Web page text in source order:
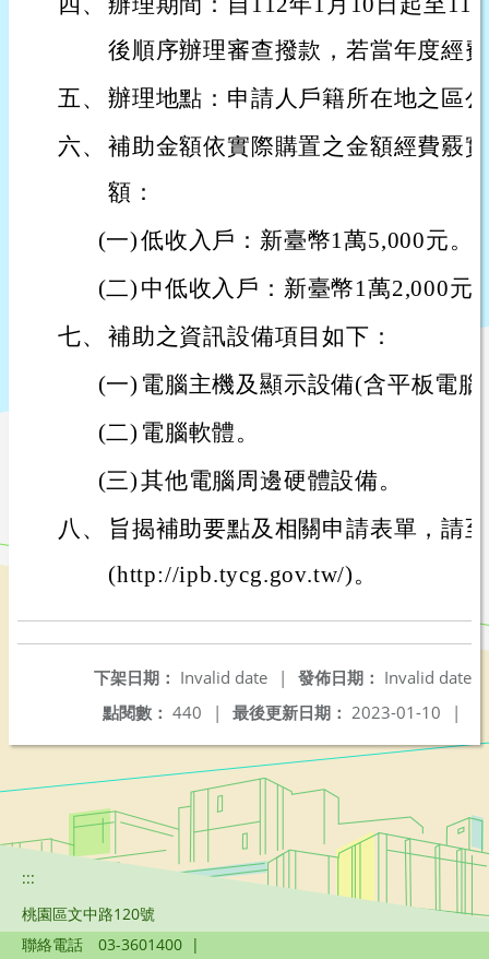
後順序辦理審查撥款，若當年度經
五、 辦理地點：申請人戶籍所在地之區
六、 補助金額依實際購置之金額經費覈
額：
(一)低收入戶：新臺幣1萬5,000元。
(二) 中低收入戶：新臺幣1萬2,000元
七、 補助之資訊設備項目如下：
(一) 電腦主機及顯示設備(含平板電
(二) 電腦軟體。
(三)其他電腦周邊硬體設備。
八、
旨揭補助要點及相關申請表單，請
(http://ipb.tycg.gov.tw/)。
發佈日期： Invalid date
下架日期： Invalid date
|
最後更新日期： 2023-01-10 |
點閱數： 440 |
:::
桃園區文中路120號
聯絡電話
03-3601400 |